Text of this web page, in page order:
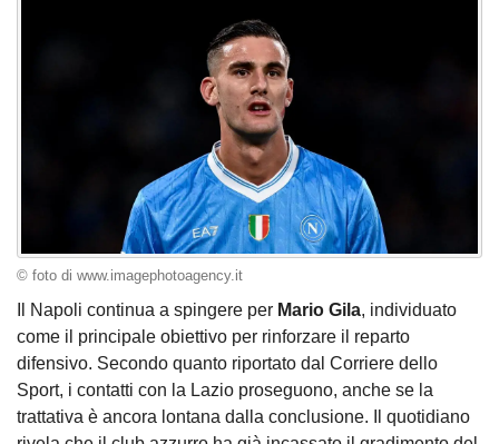
© foto di www.imagephotoagency.it
Il Napoli continua a spingere per Mario Gila, individuato
come il principale obiettivo per rinforzare il reparto
difensivo. Secondo quanto riportato dal Corriere dello
Sport, i contatti con la Lazio proseguono, anche se la
trattativa è ancora lontana dalla conclusione. Il quotidiano